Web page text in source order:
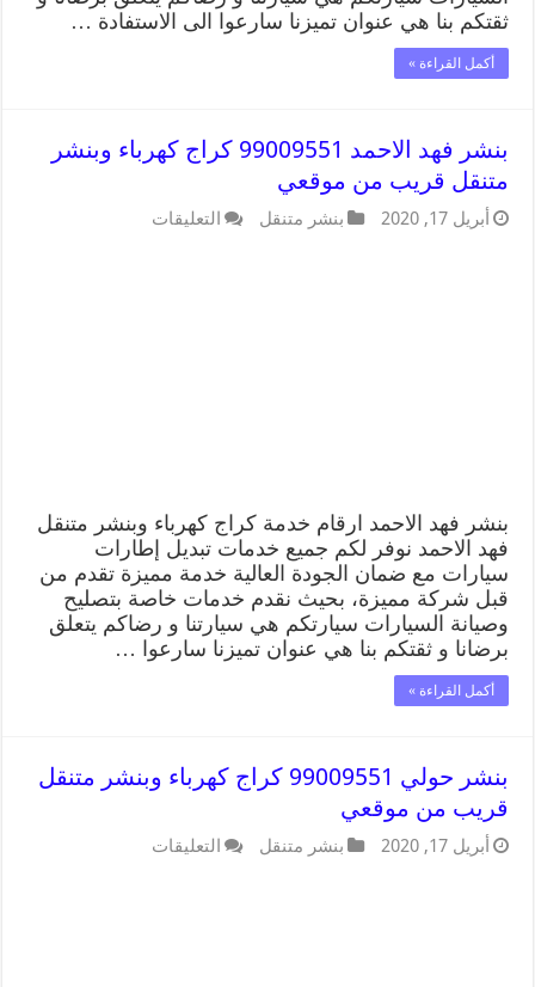
ثقتكم بنا هي عنوان تميزنا سارعوا الى الاستفادة …
أكمل القراءة »
بنشر فهد الاحمد 99009551 كراج كهرباء وبنشر
متنقل قريب من موقعي
أبريل 17, 2020 بنشر متنقل التعليقات
بنشر فهد الاحمد ارقام خدمة كراج كهرباء وبنشر متنقل
فهد الاحمد نوفر لكم جميع خدمات تبديل إطارات
سيارات مع ضمان الجودة العالية خدمة مميزة تقدم من
قبل شركة مميزة، بحيث نقدم خدمات خاصة بتصليح
وصيانة السيارات سيارتكم هي سيارتنا و رضاكم يتعلق
برضانا و ثقتكم بنا هي عنوان تميزنا سارعوا …
أكمل القراءة »
بنشر حولي 99009551 كراج كهرباء وبنشر متنقل
قريب من موقعي
أبريل 17, 2020 بنشر متنقل التعليقات